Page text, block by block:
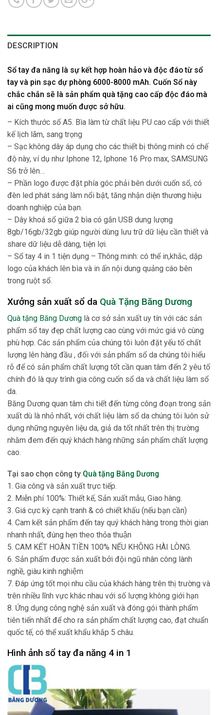
DESCRIPTION
Sổ tay đa năng là sự kết hợp hoàn hảo và độc đáo từ sổ
tay và pin sạc dự phòng 6000-8000 mAh. Cuốn Sổ này
chắc chắn sẽ là sản phẩm quà tặng cao cấp độc đáo mà
ai cũng mong muốn được sở hữu.
– Kích thước sổ A5. Bìa làm từ chất liệu PU cao cấp với thiết
kế lịch lãm, sang trọng
– Sạc không dây áp dụng cho các thiết bị thông minh có chế
độ này, ví dụ như Iphone 12, Iphone 16 Pro max, SAMSUNG
S6 trở lên…
– Phần logo được đặt phía góc phải bên dưới cuốn sổ, có
đèn led phát sáng làm nổi bật, tăng nhận diện thương hiệu
doanh nghiệp của bạn.
– Dây khoá sổ giữa 2 bìa có gắn USB dung lượng
8gb/16gb/32gb giúp người dùng lưu trữ dữ liệu cần thiết và
share dữ liệu dễ dàng, tiện lợi.
– Sổ tay 4 in 1 tiện dụng – Thông minh: có thể in,khắc, dặp
logo của khách lên bìa và in ấn nội dung quảng cáo bên
trong ruột sổ.
Xưởng sản xuất sổ da Quà Tặng Băng Dương
Quà tặng Băng Dương là cơ sở sản xuất uy tín với các sản
phẩm sổ tay đẹp chất lượng cao cùng với mức giá vô cùng
phù hợp. Các sản phẩm của chúng tôi luôn đặt yếu tố chất
lượng lên hàng đầu , đối với sản phẩm sổ da chúng tôi hiểu
rõ để có sản phẩm chất lượng tốt cần quan tâm đến 2 yêu tố
chính đó là quy trình gia công cuốn sổ da và chất liệu làm sổ
da.
Băng Dương quan tâm chi tiết đến từng công đoạn trong sản
xuất dù là nhỏ nhất, với chất liệu làm sổ da chúng tôi luôn sử
dụng những nguyên liệu da, giả da tốt nhất trên thị trường
nhằm đem đến quý khách hàng những sản phẩm chất lượng
cao.
Tại sao chọn công ty Quà tặng Băng Dương
1. Gia công và sản xuất trực tiếp.
2. Miễn phí 100%: Thiết kế, Sản xuất mẫu, Giao hàng.
3. Giá cực kỳ cạnh tranh & có chiết khấu (nếu bạn cần)
4. Cam kết sản phẩm đến tay quý khách hàng trong thời gian
nhanh nhất, đúng hẹn theo thỏa thuận
5. CAM KẾT HOÀN TIỀN 100% NẾU KHÔNG HÀI LÒNG.
6. Sản phẩm được sản xuất bởi đội ngũ nhân công lành
nghề, giàu kinh nghiệm
7. Đáp ứng tốt mọi nhu cầu của khách hàng trên thị trường và
trên nhiều lĩnh vực khác nhau với số lượng không giới hạn
8. Ứng dụng công nghệ sản xuất và đóng gói thành phẩm
tiên tiến nhất để cho ra sản phẩm chất lượng cao, đạt chuẩn
quốc tế, có thể xuất khẩu khắp 5 châu.
Hình ảnh sổ tay đa năng 4 in 1